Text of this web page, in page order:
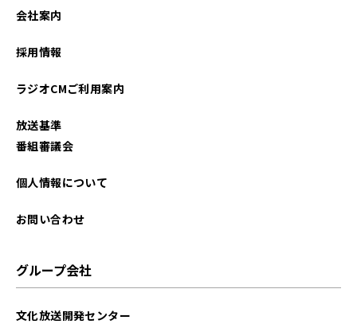
会社案内
採用情報
ラジオCMご利用案内
放送基準
番組審議会
個人情報について
お問い合わせ
グループ会社
文化放送開発センター